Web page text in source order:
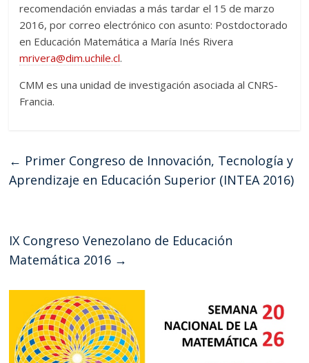
recomendación enviadas a más tardar el 15 de marzo
2016, por correo electrónico con asunto: Postdoctorado
en Educación Matemática a María Inés Rivera
mrivera@dim.uchile.cl.
CMM es una unidad de investigación asociada al CNRS-
Francia.
← Primer Congreso de Innovación, Tecnología y
Aprendizaje en Educación Superior (INTEA 2016)
IX Congreso Venezolano de Educación
Matemática 2016 →